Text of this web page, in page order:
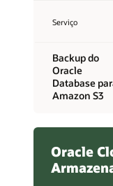
Serviço
Backup do
Oracle
Database
Amazon S3
Oracle